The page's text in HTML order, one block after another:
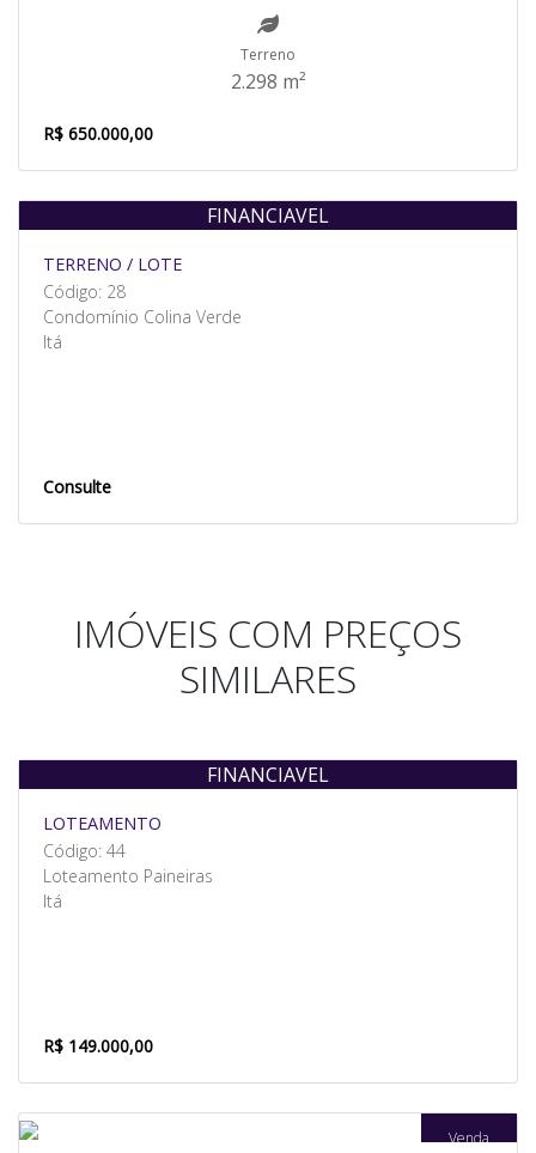
Terreno
2.298 m²
R$ 650.000,00
Venda
FINANCIAVEL
TERRENO / LOTE
Código: 28
Condomínio Colina Verde
Itá
Consulte
IMÓVEIS COM PREÇOS
SIMILARES
Venda
FINANCIAVEL
LOTEAMENTO
Código: 44
Loteamento Paineiras
Itá
R$ 149.000,00
Venda